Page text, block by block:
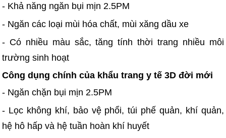
- Khả năng ngăn bụi mịn 2.5PM
- Ngăn các loại mùi hóa chất, mùi xăng dầu xe
- Có nhiều màu sắc, tăng tính thời trang nhiều môi
trường sinh hoạt
Công dụng chính của khẩu trang y tế 3D đời mới
- Ngăn chặn bụi mịn 2.5PM
- Lọc không khí, bảo vệ phổi, túi phế quản, khí quản,
hệ hô hấp và hệ tuần hoàn khí huyết